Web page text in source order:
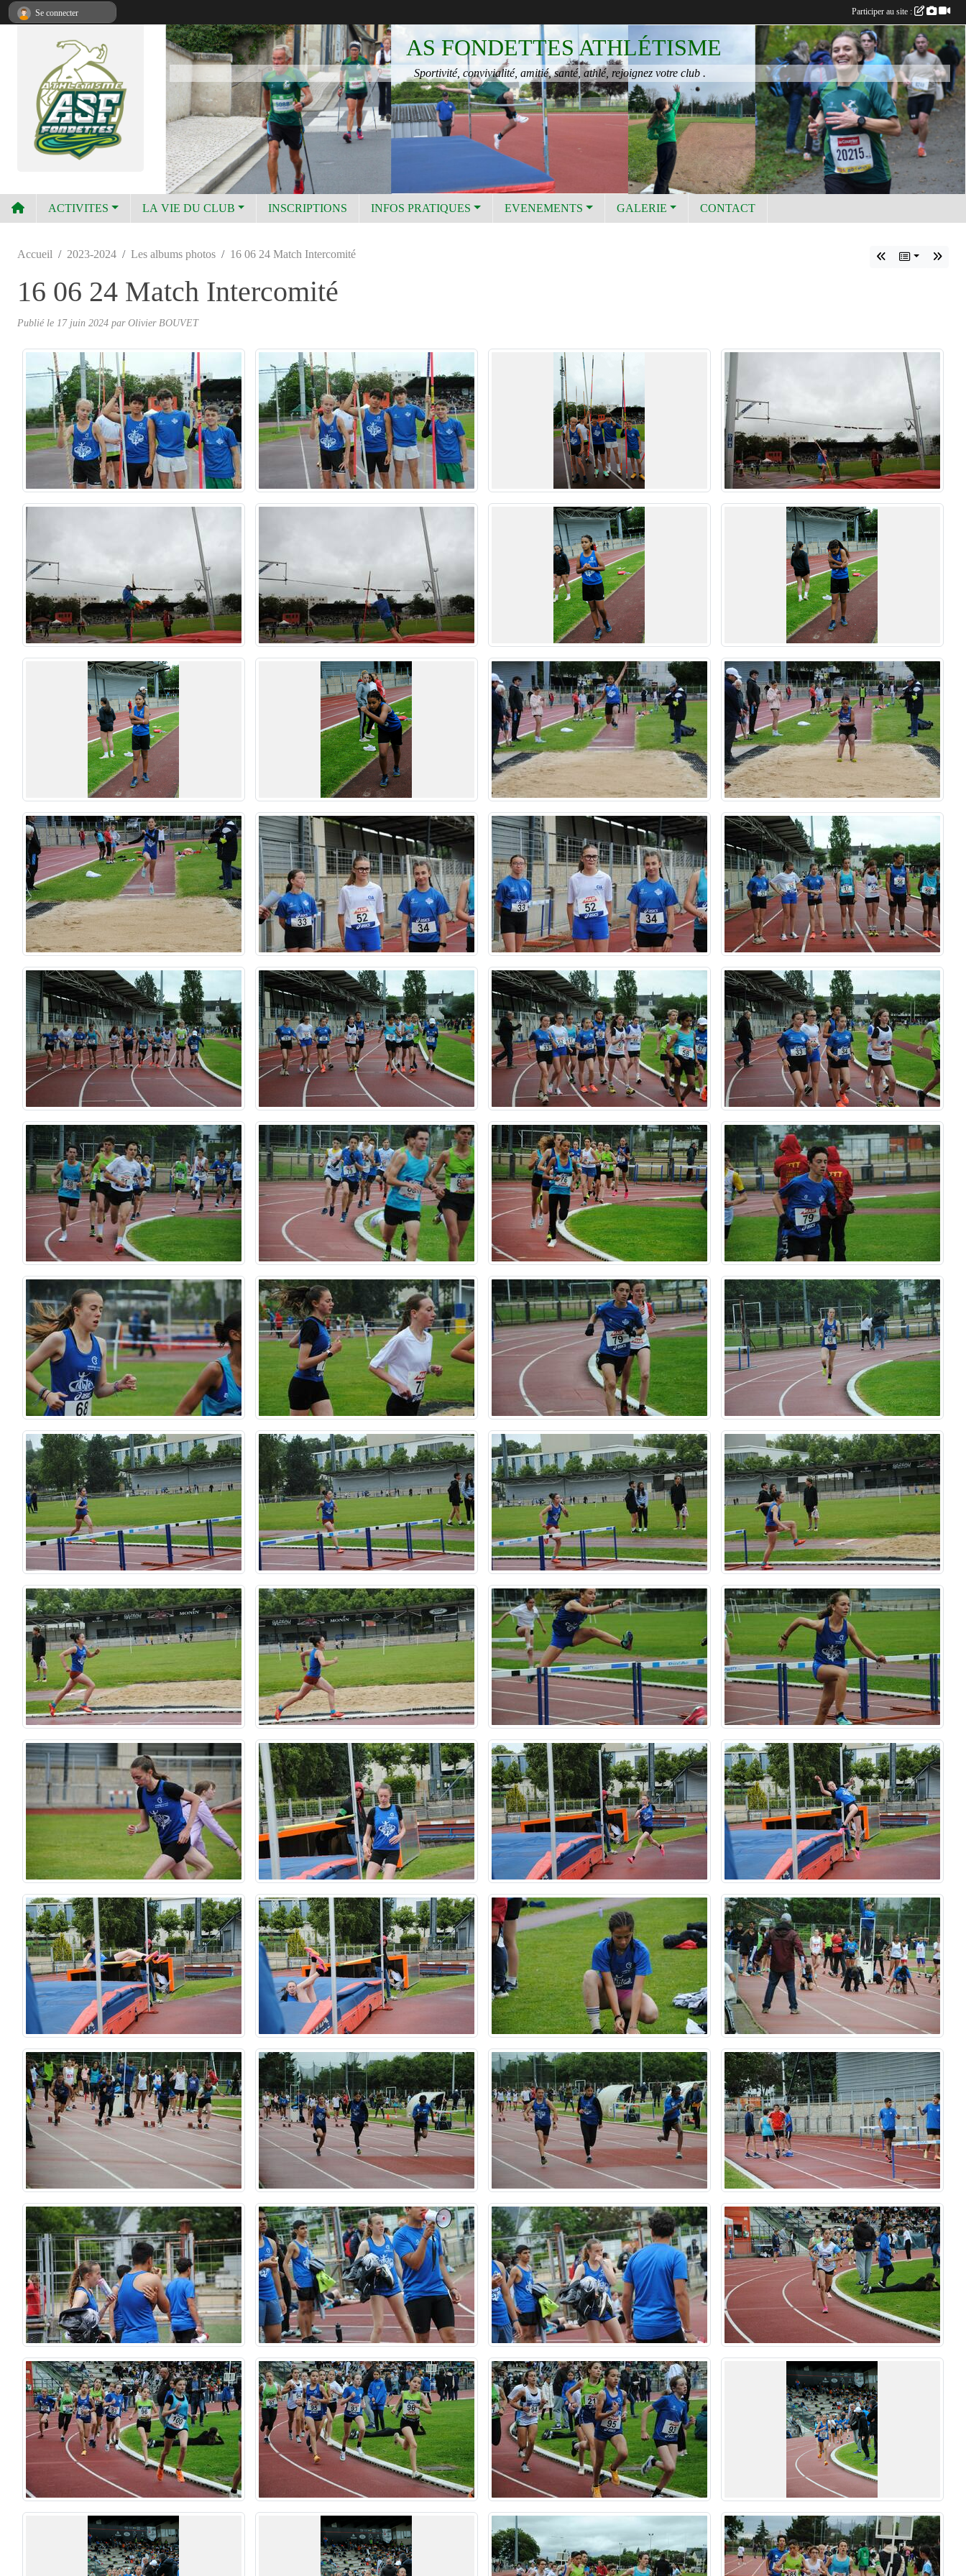
AS FONDETTES ATHLÉTISME
Sportivité, convivialité, amitié, santé, athlé, rejoignez votre club .
ACTIVITES LA VIE DU CLUB INSCRIPTIONS INFOS PRATIQUES EVENEMENTS GALERIE CONTACT
Accueil 2023-2024 Les albums photos 16 06 24 Match Intercomité
16 06 24 Match Intercomité
Publié le 17 juin 2024 par Olivier BOUVET
Se connecter Participer au site :
Panneau de gestion des cookies